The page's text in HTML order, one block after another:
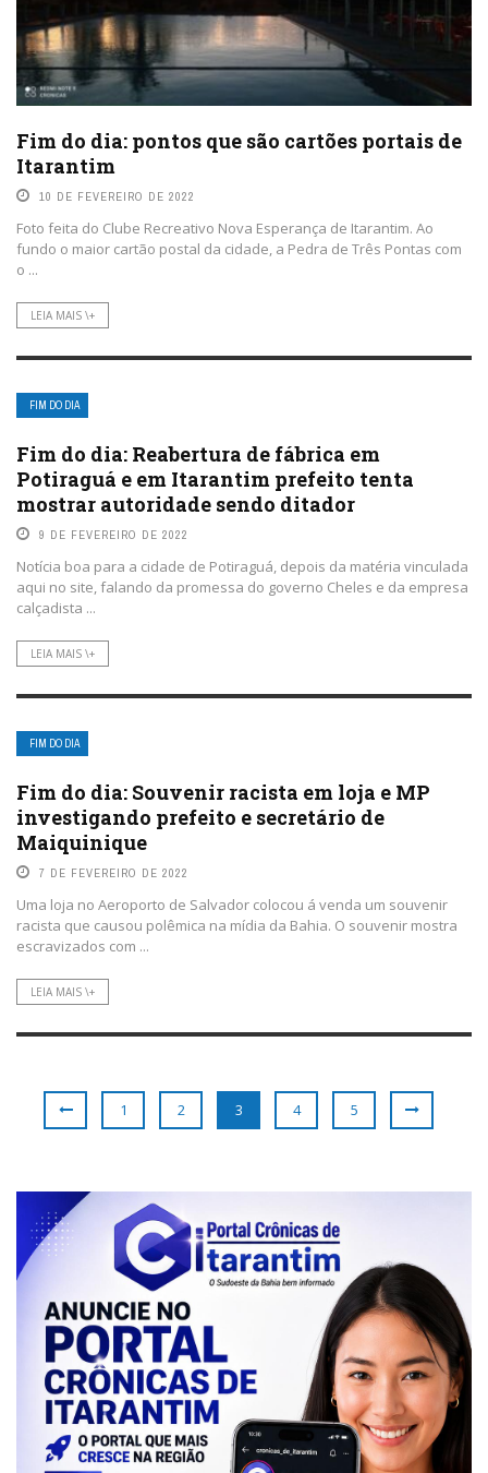
Fim do dia: pontos que são cartões portais de
Itarantim
10 DE FEVEREIRO DE 2022
Foto feita do Clube Recreativo Nova Esperança de Itarantim. Ao
fundo o maior cartão postal da cidade, a Pedra de Três Pontas com
o ...
LEIA MAIS \+
FIM DO DIA
Fim do dia: Reabertura de fábrica em
Potiraguá e em Itarantim prefeito tenta
mostrar autoridade sendo ditador
9 DE FEVEREIRO DE 2022
Notícia boa para a cidade de Potiraguá, depois da matéria vinculada
aqui no site, falando da promessa do governo Cheles e da empresa
calçadista ...
LEIA MAIS \+
FIM DO DIA
Fim do dia: Souvenir racista em loja e MP
investigando prefeito e secretário de
Maiquinique
7 DE FEVEREIRO DE 2022
Uma loja no Aeroporto de Salvador colocou á venda um souvenir
racista que causou polêmica na mídia da Bahia. O souvenir mostra
escravizados com ...
LEIA MAIS \+
1 2 3 4 5